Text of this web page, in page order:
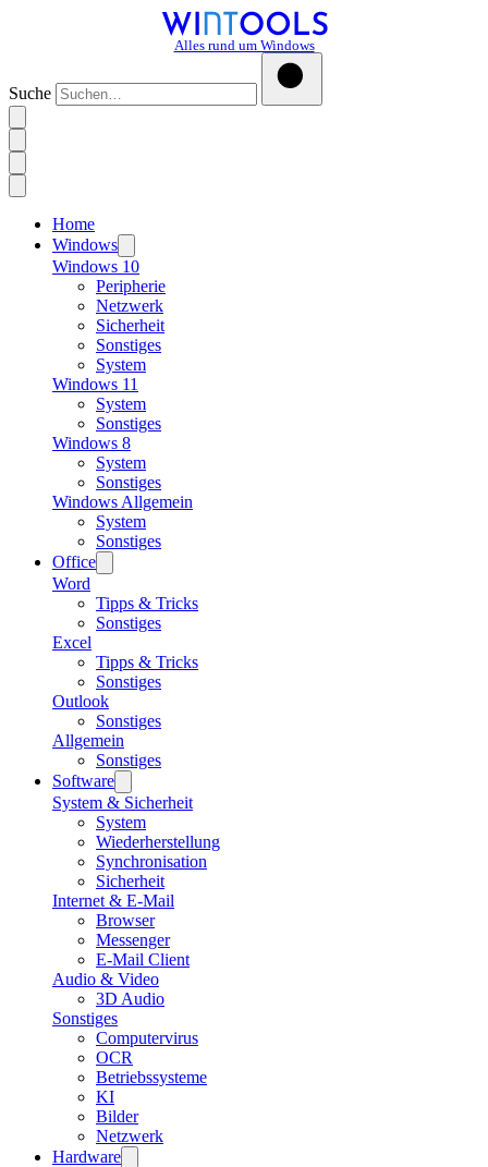
Alles rund um Windows
Suche
Home
Windows
Windows 10
Peripherie
Netzwerk
Sicherheit
Sonstiges
System
Windows 11
System
Sonstiges
Windows 8
System
Sonstiges
Windows Allgemein
System
Sonstiges
Office
Word
Tipps & Tricks
Sonstiges
Excel
Tipps & Tricks
Sonstiges
Outlook
Sonstiges
Allgemein
Sonstiges
Software
System & Sicherheit
System
Wiederherstellung
Synchronisation
Sicherheit
Internet & E-Mail
Browser
Messenger
E-Mail Client
Audio & Video
3D Audio
Sonstiges
Computervirus
OCR
Betriebssysteme
KI
Bilder
Netzwerk
Hardware